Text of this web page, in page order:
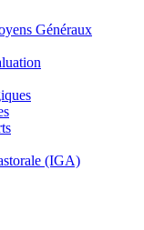
Généraux
(IGA)